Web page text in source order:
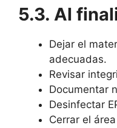
5.3. Al
Dejar el
adecuadas.
Revisar
Documentar
Desinfectar
Cerrar el